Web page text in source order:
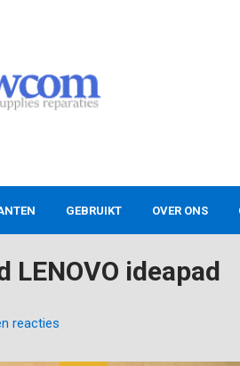
GEBRUIKT OVER ONS
LENOVO ideapad
reacties